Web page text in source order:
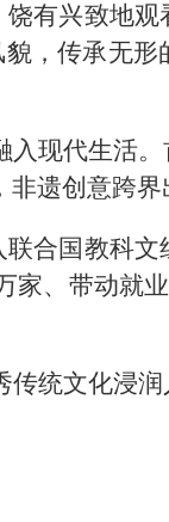
有兴致地
，传承无
现代生活
遗创意跨界
合国教科文
家、带动
统文化浸